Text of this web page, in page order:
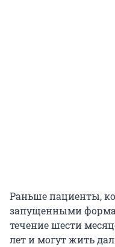
Раньше пациенты,
запущенными
течение шести
лет и могут жить